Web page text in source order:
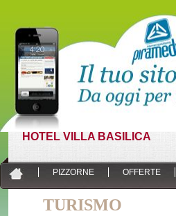
HOTEL VILLA BASILICA
PIZZORNE OFFERTE
TURISMO